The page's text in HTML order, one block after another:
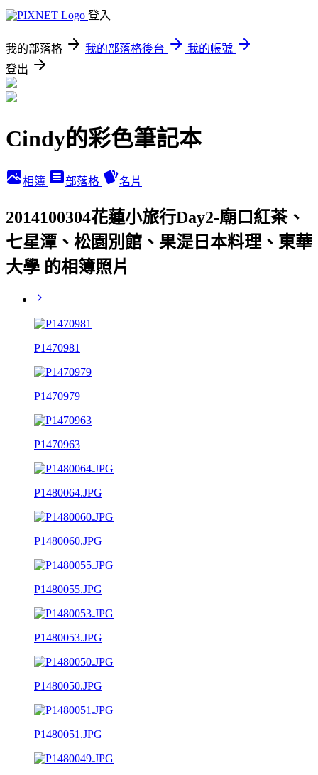
登入
我的部落格 我的部落格後台
我的帳號
登出
Cindy的彩色筆記本
相簿 部落格 名片
2014100304花蓮小旅行Day2-廟口紅茶、
七星潭、松園別館、果湜日本料理、東華
大學 的相簿照片
P1470981
P1470979
P1470963
P1480064.JPG
P1480060.JPG
P1480055.JPG
P1480053.JPG
P1480050.JPG
P1480051.JPG